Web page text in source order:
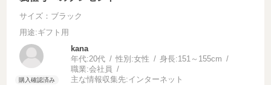
サイズ：ブラック
用途:ギフト用
kana
年代:20代 性別:女性 身長:151～155cm
職業:会社員
主な情報収集先:インターネット